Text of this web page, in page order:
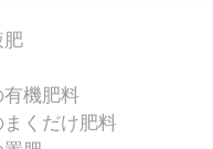
肥
機肥料
くだけ肥料